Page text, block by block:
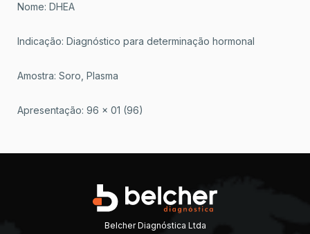
Nome: DHEA
Indicação: Diagnóstico para determinação hormonal
Amostra: Soro, Plasma
Apresentação: 96 x 01 (96)
Belcher Diagnóstica Ltda